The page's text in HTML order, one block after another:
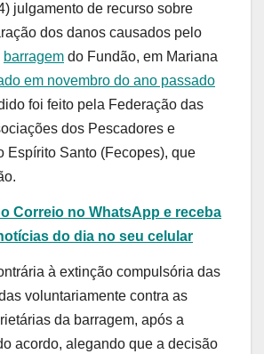
julgamento de recurso sobre
dos danos causados pelo
barragem do Fundão, em Mariana
em novembro do ano passado
foi feito pela Federação das
dos Pescadores e
Espírito Santo (Fecopes), que
Correio no WhatsApp e receba
do dia no seu celular
à extinção compulsória das
voluntariamente contra as
da barragem, após a
acordo, alegando que a decisão